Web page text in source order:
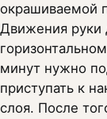
окрашиваемой
Движения
минут нужно
приступать к
слоя. После